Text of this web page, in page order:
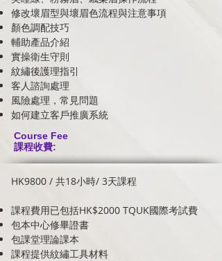
修改壞眉型與壞眉色流程與注意事項
顏色調配技巧
輔助產品介紹
實操衛生守則
紋繡後護理指引
客人諮詢處理
風險處理，常見問題
​如何建立客戶推廣系統
Course Fee
課程收費:
HK9800 / 共18小時/ 3天課程
課程費用已包括HK$2000 TQUK國際考試費
包本中心修畢證書
包課堂理論課本
課程提供紋繡工具材料